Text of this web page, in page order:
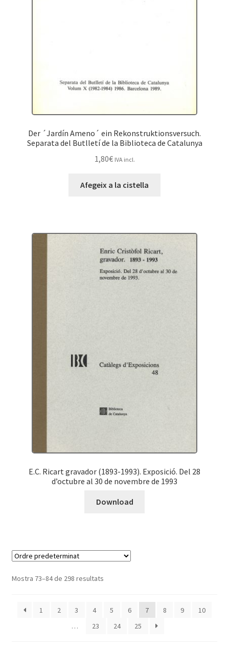
Der ´Jardín Ameno´ ein Rekonstruktionsversuch.
Separata del Butlletí de la Biblioteca de Catalunya
1,80€ IVA incl.
Afegeix a la cistella
E.C. Ricart gravador (1893-1993). Exposició. Del 28
d’octubre al 30 de novembre de 1993
Download
Mostra 73–84 de 298 resultats
1 2 3 4 5 6 7 8 9
10
…
23 24 25